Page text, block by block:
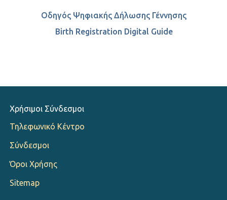
Οδηγός Ψηφιακής Δήλωσης Γέννησης
Birth Registration Digital Guide
Χρήσιμοι Σύνδεσμοι
Τηλεφωνικό Κέντρο
Σύνδεσμοι
Όροι Χρήσης
Sitemap